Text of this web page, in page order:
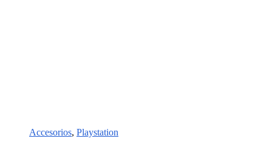
Accesorios, Playstation